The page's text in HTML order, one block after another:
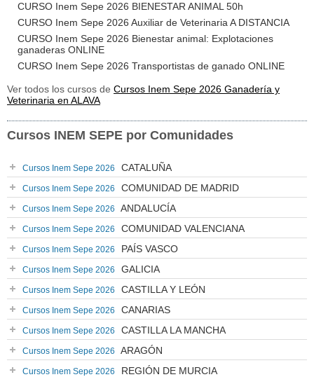
CURSO Inem Sepe 2026 BIENESTAR ANIMAL 50h
CURSO Inem Sepe 2026 Auxiliar de Veterinaria A DISTANCIA
CURSO Inem Sepe 2026 Bienestar animal: Explotaciones
ganaderas ONLINE
CURSO Inem Sepe 2026 Transportistas de ganado ONLINE
Ver todos los cursos de Cursos Inem Sepe 2026 Ganadería y
Veterinaria en ALAVA
Cursos INEM SEPE por Comunidades
Cursos Inem Sepe 2026 CATALUÑA
Cursos Inem Sepe 2026 COMUNIDAD DE MADRID
Cursos Inem Sepe 2026 ANDALUCÍA
Cursos Inem Sepe 2026 COMUNIDAD VALENCIANA
Cursos Inem Sepe 2026 PAÍS VASCO
Cursos Inem Sepe 2026 GALICIA
Cursos Inem Sepe 2026 CASTILLA Y LEÓN
Cursos Inem Sepe 2026 CANARIAS
Cursos Inem Sepe 2026 CASTILLA LA MANCHA
Cursos Inem Sepe 2026 ARAGÓN
Cursos Inem Sepe 2026 REGIÓN DE MURCIA